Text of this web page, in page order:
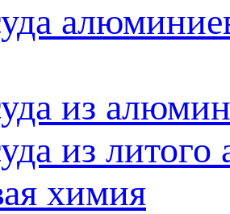
из
из
химия